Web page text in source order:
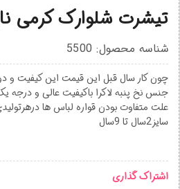
تیشرت شلوارک کرمی
شناسه محصول: 5500
جنس نخ پنبه لاکرا باکیفیت عالی و
علت متفاوت بودن قواره لباس ها
سایز2سال تا 9سال
اشتراک گذاری